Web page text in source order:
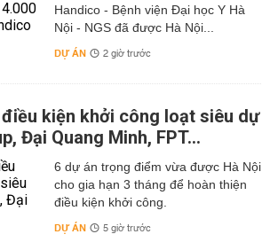
Handico - Bệnh viện Đại học Y Hà
Nội - NGS đã được Hà Nội...
DỰ ÁN 2 giờ trước
điều kiện khởi công loạt siêu dự
Đại Quang Minh, FPT...
6 dự án trọng điểm vừa được Hà Nội
cho gia hạn 3 tháng để hoàn thiện
điều kiện khởi công.
DỰ ÁN 5 giờ trước